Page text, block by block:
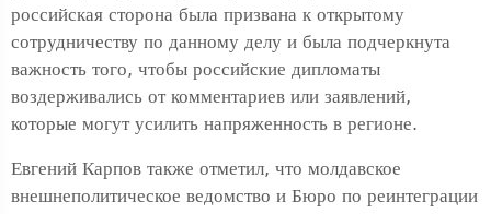
российская сторона была призвана к открытому
сотрудничеству по данному делу и была подчеркнута
важность того, чтобы российские дипломаты
воздерживались от комментариев или заявлений,
которые могут усилить напряженность в регионе.
Евгений Карпов также отметил, что молдавское
внешнеполитическое ведомство и Бюро по реинтеграции